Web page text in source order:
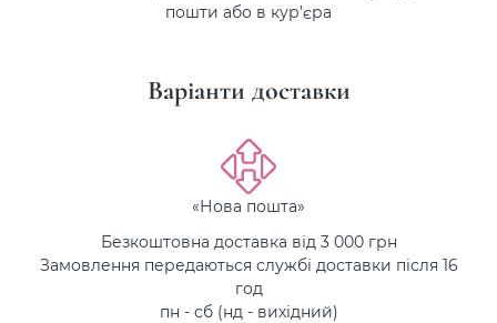
пошти або в кур’єра
Варіанти доставки
«Нова пошта»
Безкоштовна доставка від 3 000 грн
Замовлення передаються службі доставки після 16
год
пн - сб (нд - вихідний)